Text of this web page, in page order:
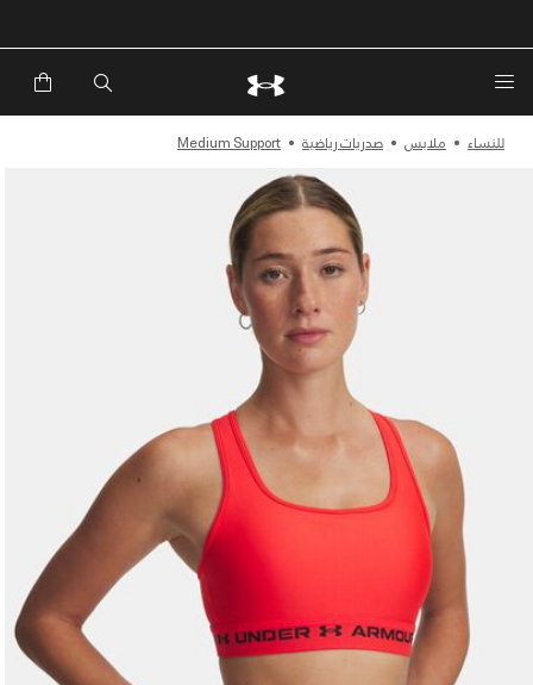
للنساء ملابس صدريات رياضية Medium Support